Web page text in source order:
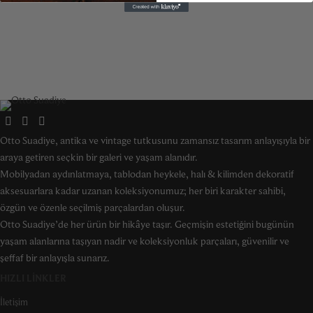
Otto Suadiye, antika ve vintage tutkusunu zamansız tasarım anlayışıyla bir
araya getiren seçkin bir galeri ve yaşam alanıdır.
Mobilyadan aydınlatmaya, tablodan heykele, halı & kilimden dekoratif
aksesuarlara kadar uzanan koleksiyonumuz; her biri karakter sahibi,
özgün ve özenle seçilmiş parçalardan oluşur.
Otto Suadiye’de her ürün bir hikâye taşır. Geçmişin estetiğini bugünün
yaşam alanlarına taşıyan nadir ve koleksiyonluk parçaları, güvenilir ve
şeffaf bir anlayışla sunarız.
İletişim